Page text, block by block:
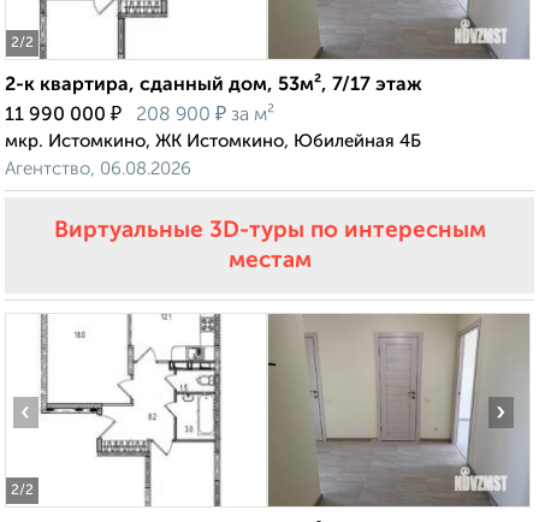
2/2
2-к квартира, сданный дом, 53м², 7/17 этаж
11 990 000 ₽ 208 900 ₽ за м²
мкр. Истомкино, ЖК Истомкино, Юбилейная 4Б
Агентство, 06.08.2026
Виртуальные 3D-туры по интересным
местам
2/2
‹ ›